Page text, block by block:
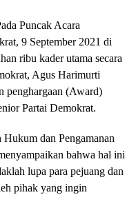
Puncak Acara
9 September 2021 di
ribu kader utama secara
Agus Harimurti
penghargaan (Award)
Partai Demokrat.
dan Pengamanan
bahwa hal ini
lupa para pejuang dan
pihak yang ingin